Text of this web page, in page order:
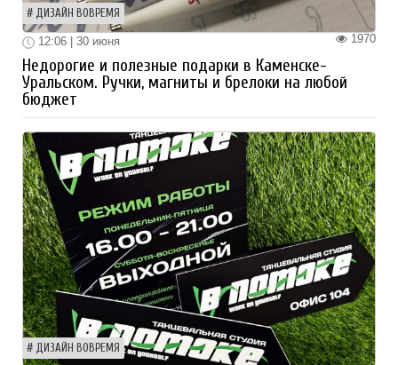
ДИЗАЙН ВОВРЕМЯ
1970
12:06 | 30 июня
Недорогие и полезные подарки в Каменске-
Уральском. Ручки, магниты и брелоки на любой
бюджет
ДИЗАЙН ВОВРЕМЯ